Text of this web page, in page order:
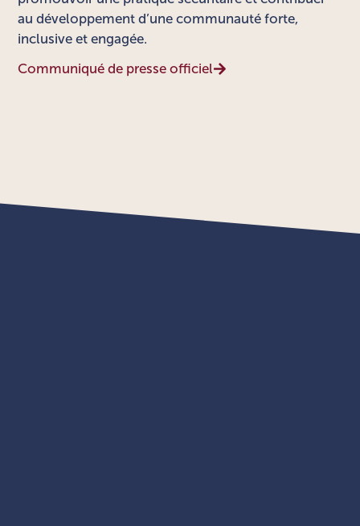
au développement d’une communauté forte,
inclusive et engagée.
Communiqué de presse officiel